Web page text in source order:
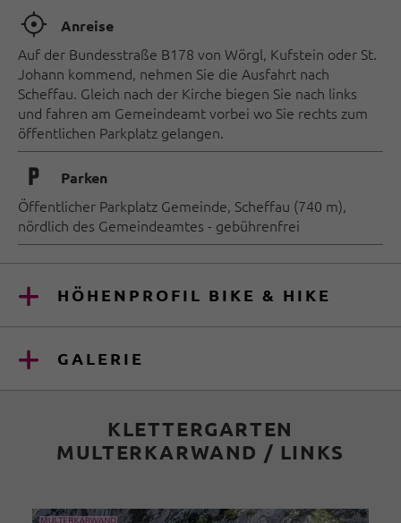
🞞 Anreise
Auf der Bundesstraße B178 von Wörgl, Kufstein oder St.
Johann kommend, nehmen Sie die Ausfahrt nach
Scheffau. Gleich nach der Kirche biegen Sie nach links
und fahren am Gemeindeamt vorbei wo Sie rechts zum
öffentlichen Parkplatz gelangen.
🐈 Parken
Öffentlicher Parkplatz Gemeinde, Scheffau (740 m),
nördlich des Gemeindeamtes - gebührenfrei
HÖHENPROFIL BIKE & HIKE
GALERIE
KLETTERGARTEN
MULTERKARWAND / LINKS